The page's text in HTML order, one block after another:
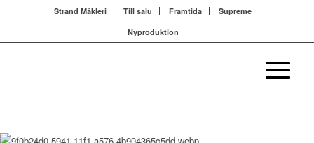
Strand Mäkleri Till salu Framtida
Supreme
Nyproduktion